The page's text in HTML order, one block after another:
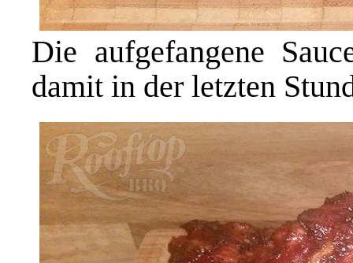
Die aufgefangene
damit in der letzten